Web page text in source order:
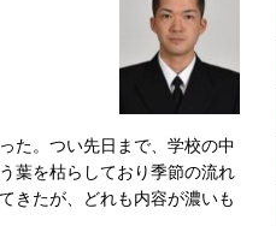
た。つい先日まで、学校の中
葉を枯らしており季節の流れ
きたが、どれも内容が濃いも